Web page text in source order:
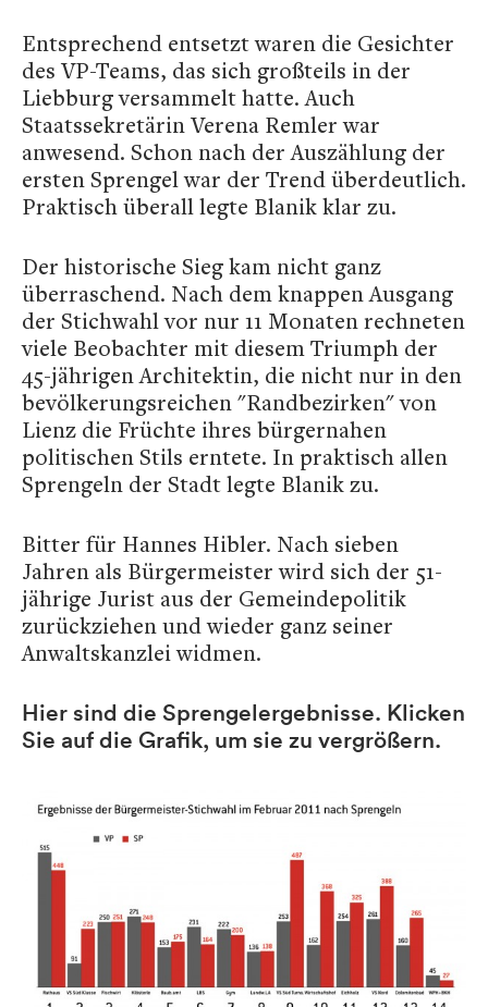
Entsprechend entsetzt waren die Gesichter
des VP-Teams, das sich großteils in der
Liebburg versammelt hatte. Auch
Staatssekretärin Verena Remler war
anwesend. Schon nach der Auszählung der
ersten Sprengel war der Trend überdeutlich.
Praktisch überall legte Blanik klar zu.
Der historische Sieg kam nicht ganz
überraschend. Nach dem knappen Ausgang
der Stichwahl vor nur 11 Monaten rechneten
viele Beobachter mit diesem Triumph der
45-jährigen Architektin, die nicht nur in den
bevölkerungsreichen "Randbezirken" von
Lienz die Früchte ihres bürgernahen
politischen Stils erntete. In praktisch allen
Sprengeln der Stadt legte Blanik zu.
Bitter für Hannes Hibler. Nach sieben
Jahren als Bürgermeister wird sich der 51-
jährige Jurist aus der Gemeindepolitik
zurückziehen und wieder ganz seiner
Anwaltskanzlei widmen.
Hier sind die Sprengelergebnisse. Klicken
Sie auf die Grafik, um sie zu vergrößern.